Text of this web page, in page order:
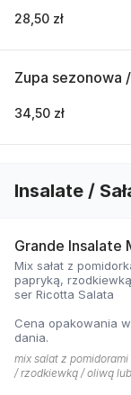
28,50 zł
Zupa sezonowa
34,50 zł
Insalate /
Grande Insalate
Mix sałat z
papryką,
ser Ricotta Salata
Cena opakowania
dania.
mix salat z
/ rzodkiewką / oliwą